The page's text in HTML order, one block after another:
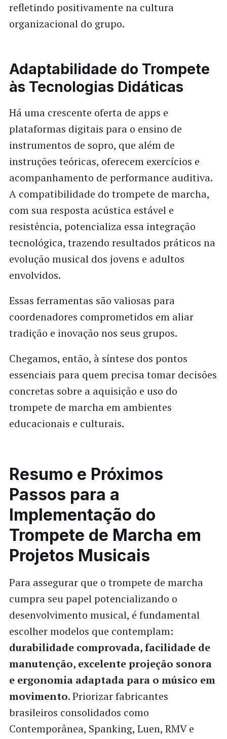
refletindo positivamente na cultura
organizacional do grupo.
Adaptabilidade do Trompete
às Tecnologias Didáticas
Há uma crescente oferta de apps e
plataformas digitais para o ensino de
instrumentos de sopro, que além de
instruções teóricas, oferecem exercícios e
acompanhamento de performance auditiva.
A compatibilidade do trompete de marcha,
com sua resposta acústica estável e
resistência, potencializa essa integração
tecnológica, trazendo resultados práticos na
evolução musical dos jovens e adultos
envolvidos.
Essas ferramentas são valiosas para
coordenadores comprometidos em aliar
tradição e inovação nos seus grupos.
Chegamos, então, à síntese dos pontos
essenciais para quem precisa tomar decisões
concretas sobre a aquisição e uso do
trompete de marcha em ambientes
educacionais e culturais.
Resumo e Próximos
Passos para a
Implementação do
Trompete de Marcha em
Projetos Musicais
Para assegurar que o trompete de marcha
cumpra seu papel potencializando o
desenvolvimento musical, é fundamental
escolher modelos que contemplam:
durabilidade comprovada, facilidade de
manutenção, excelente projeção sonora
e ergonomia adaptada para o músico em
movimento. Priorizar fabricantes
brasileiros consolidados como
Contemporânea, Spanking, Luen, RMV e